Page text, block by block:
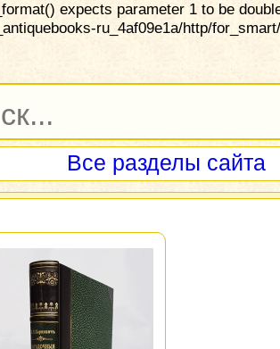
expects parameter 1 to be
ru_4af09e1a/http/
Все разделы сайта